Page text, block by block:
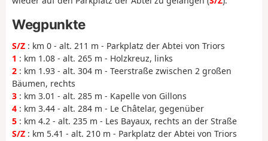
Wegpunkte
S/Z : km 0 - alt. 211 m - Parkplatz der Abtei von Triors
1 : km 1.08 - alt. 265 m - Holzkreuz, links
2 : km 1.93 - alt. 304 m - Teerstraße zwischen 2 großen
Bäumen, rechts
3 : km 3.01 - alt. 285 m - Kapelle von Gillons
4 : km 3.44 - alt. 284 m - Le Châtelar, gegenüber
5 : km 4.2 - alt. 235 m - Les Bayaux, rechts an der Straße
S/Z : km 5.41 - alt. 210 m - Parkplatz der Abtei von Triors